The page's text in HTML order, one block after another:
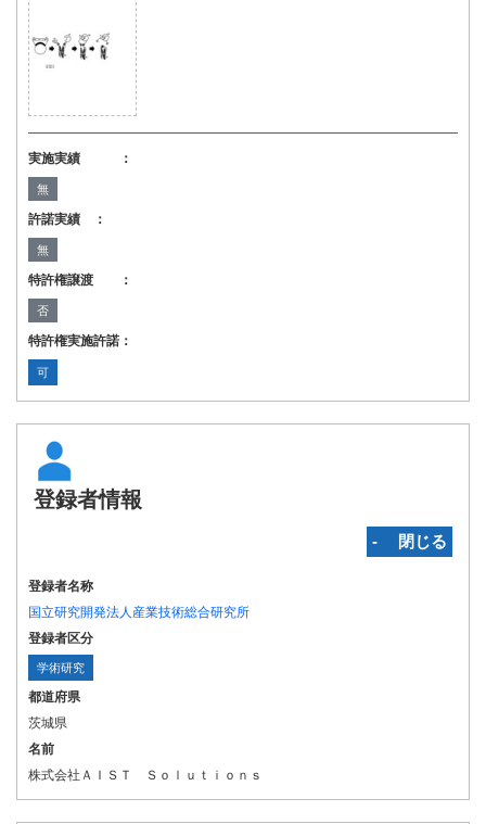
実施実績 ：
無
許諾実績 ：
無
特許権譲渡 ：
否
特許権実施許諾：
可
登録者情報
‐ 閉じる
登録者名称
国立研究開発法人産業技術総合研究所
登録者区分
学術研究
都道府県
茨城県
名前
株式会社ＡＩＳＴ Ｓｏｌｕｔｉｏｎｓ